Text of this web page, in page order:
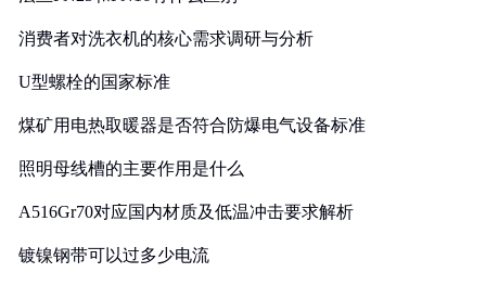
消费者对洗衣机的核心需求调研与分析
U型螺栓的国家标准
煤矿用电热取暖器是否符合防爆电气设备标准
照明母线槽的主要作用是什么
A516Gr70对应国内材质及低温冲击要求解析
镀镍钢带可以过多少电流